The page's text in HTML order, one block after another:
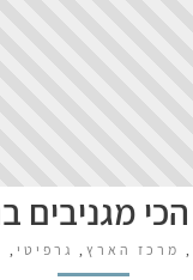
הכי מגניבים
, מרכז הארץ , גרפיטי ,